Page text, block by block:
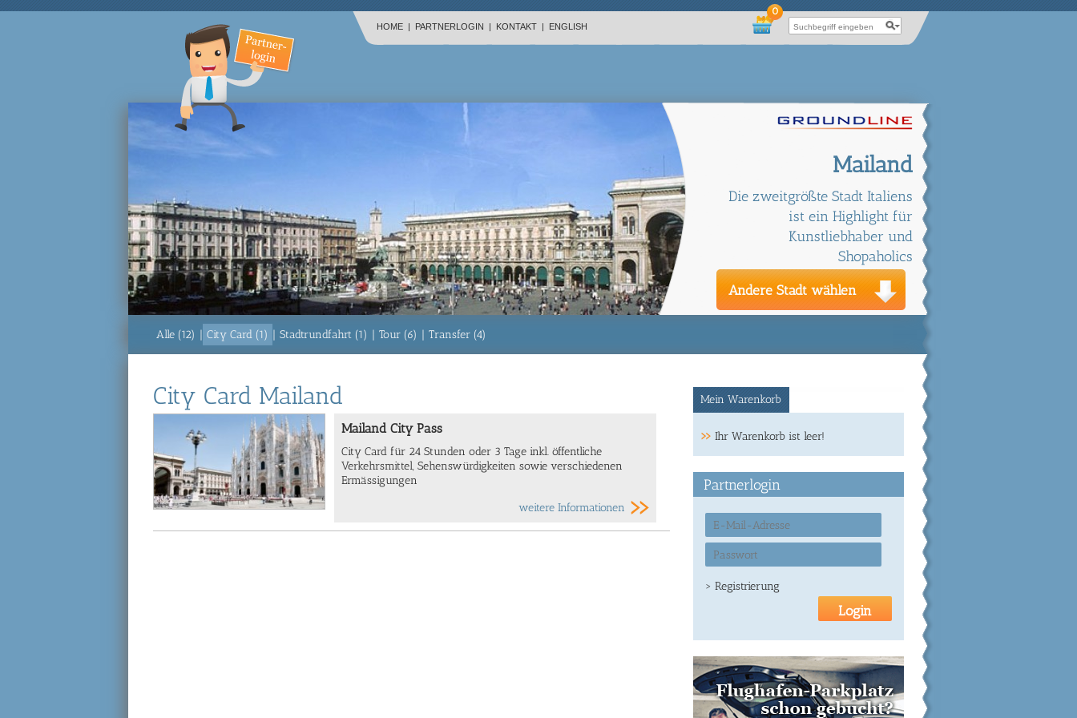
HOME | PARTNERLOGIN | KONTAKT | ENGLISH
0
Mailand
Die zweitgrößte Stadt Italiens
ist ein Highlight für
Kunstliebhaber und
Shopaholics
Andere Stadt wählen
Alle (12) | City Card (1) | Stadtrundfahrt (1) | Tour (6) | Transfer (4)
City Card Mailand
Mailand City Pass
City Card für 24 Stunden oder 3 Tage inkl. öffentliche
Verkehrsmittel, Sehenswürdigkeiten sowie verschiedenen
Ermässigungen
weitere Informationen
Mein Warenkorb
Ihr Warenkorb ist leer!
Partnerlogin
> Registrierung